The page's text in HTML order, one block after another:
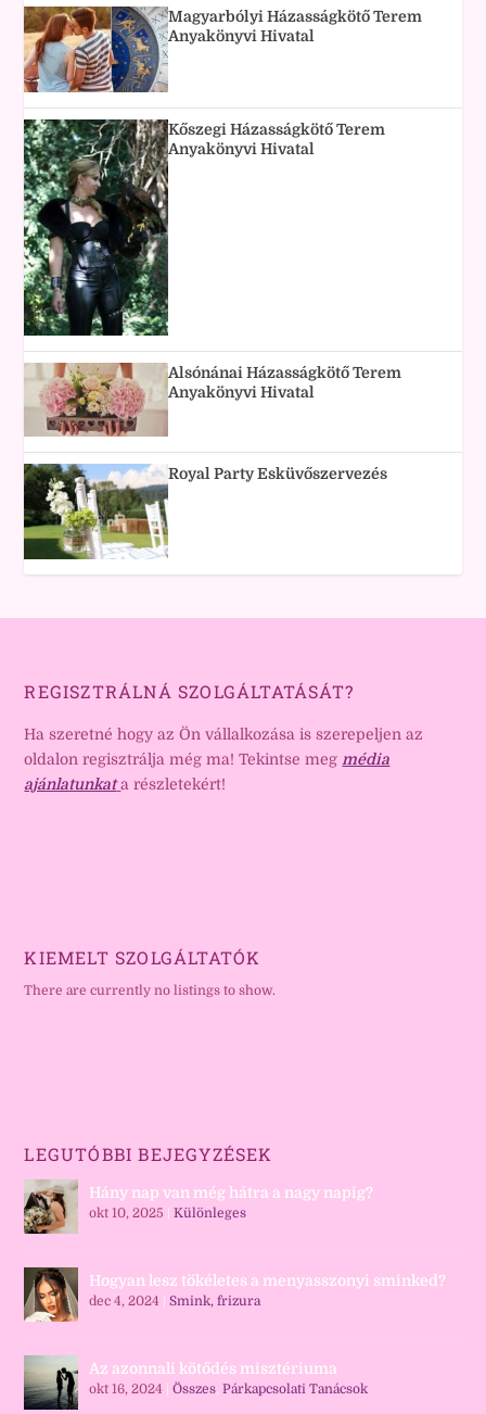
Magyarbólyi Házasságkötő Terem
Anyakönyvi Hivatal
Kőszegi Házasságkötő Terem
Anyakönyvi Hivatal
Alsónánai Házasságkötő Terem
Anyakönyvi Hivatal
Royal Party Esküvőszervezés
REGISZTRÁLNÁ SZOLGÁLTATÁSÁT?
Ha szeretné hogy az Ön vállalkozása is szerepeljen az
oldalon regisztrálja még ma! Tekintse meg média
ajánlatunkat a részletekért!
KIEMELT SZOLGÁLTATÓK
There are currently no listings to show.
LEGUTÓBBI BEJEGYZÉSEK
Hány nap van még hátra a nagy napig?
okt 10, 2025 |Különleges
Hogyan lesz tökéletes a menyasszonyi sminked?
dec 4, 2024 |Smink, frizura
Az azonnali kötődés misztériuma
okt 16, 2024 |Összes,Párkapcsolati Tanácsok